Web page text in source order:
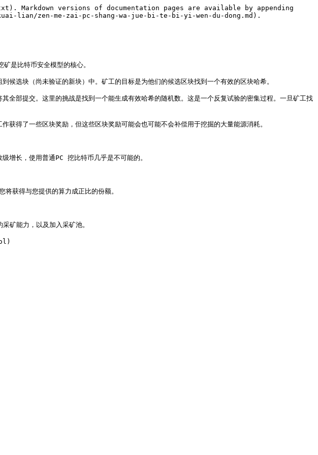
versions of documentation pages are available by appending
lian/zen-me-zai-pc-shang-wa-jue-bi-te-bi-yi-wen-du-dong.md).
是比特币安全模型的核心。
选块（尚未验证的新块）中。矿工的目标是为他们的候选区块找到一个有效的区块哈希。
全部提交。这里的挑战是找到一个能生成有效哈希的随机数。这是一个反复试验的密集过程。一旦矿工找
得了一些区块奖励，但这些区块奖励可能会也可能不会补偿用于挖掘的大量能源消耗。
增长，使用普通PC 挖比特币几乎是不可能的。
获得与您提供的算力成正比的份额。
矿能力，以及加入采矿池。